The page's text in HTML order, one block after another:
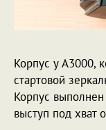
Корпус у A3000,
стартовой
Корпус выполнен
выступ под хват